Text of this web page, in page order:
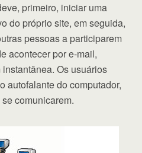
primeiro, iniciar uma
do próprio site, em seguida,
pessoas a participarem
acontecer por e-mail,
Os usuários
autofalante do computador,
comunicarem.